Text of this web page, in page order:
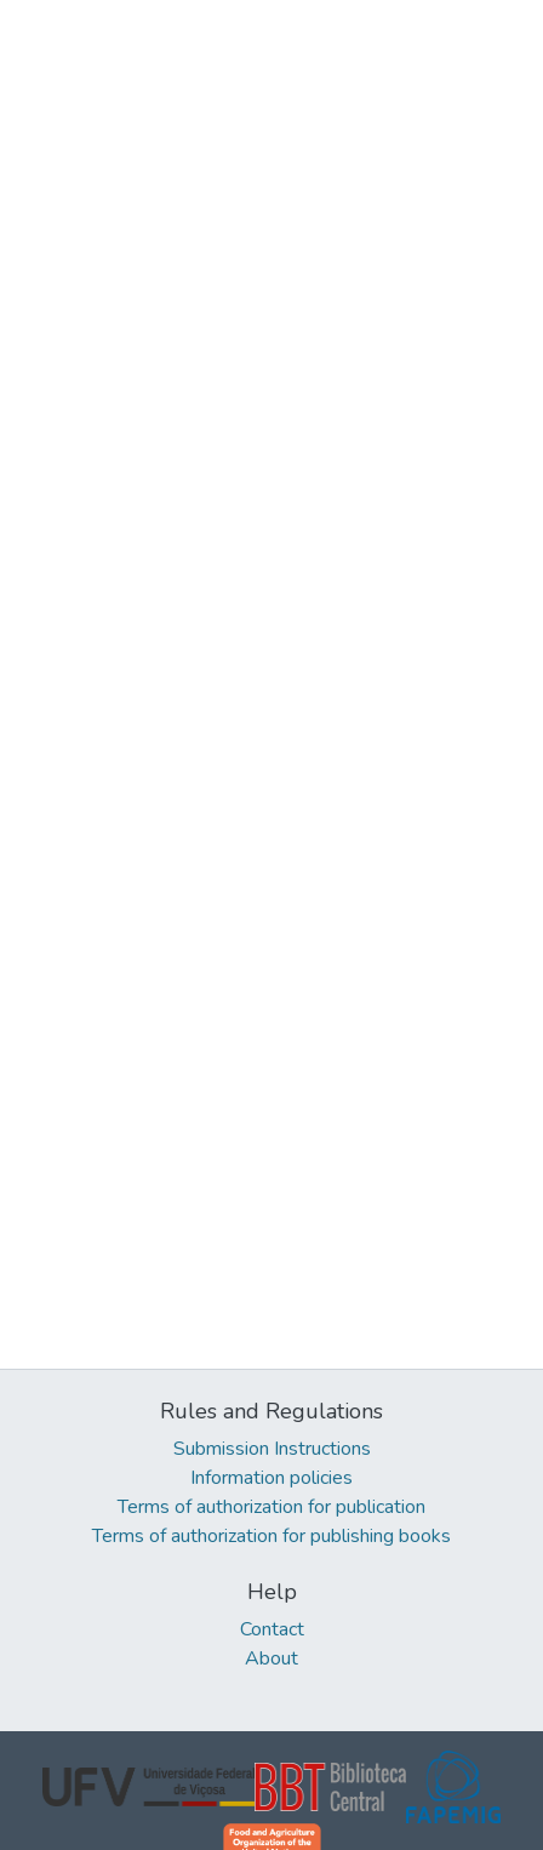
Rules and Regulations
Submission Instructions
Information policies
Terms of authorization for publication
Terms of authorization for publishing books
Help
Contact
About